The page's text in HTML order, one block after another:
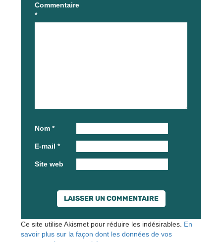
Commentaire
*
Nom *
E-mail *
Site web
Ce site utilise Akismet pour réduire les indésirables. En
savoir plus sur la façon dont les données de vos